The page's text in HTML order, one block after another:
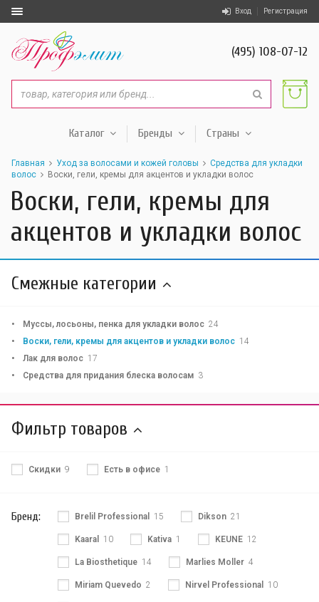
Вход Регистрация
(495) 108-07-12
Каталог Бренды Страны
Главная Уход за волосами и кожей головы
Средства для укладки
волос
Воски, гели, кремы для акцентов и укладки волос
Воски, гели, кремы для
акцентов и укладки волос
Смежные категории
Муссы, лосьоны, пенка для укладки волос 24
Воски, гели, кремы для акцентов и укладки волос 14
Лак для волос 17
Средства для придания блеска волосам 3
Фильтр товаров
Скидки 9 Есть в офисе 1
Бренд: Brelil Professional 15 Dikson 21
Kaaral 10 Kativa 1 KEUNE 12
La Biosthetique 14 Marlies Moller 4
Miriam Quevedo 2 Nirvel Professional 10